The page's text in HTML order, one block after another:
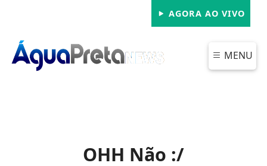
AGORA AO VIVO
MENU
OHH Não :/